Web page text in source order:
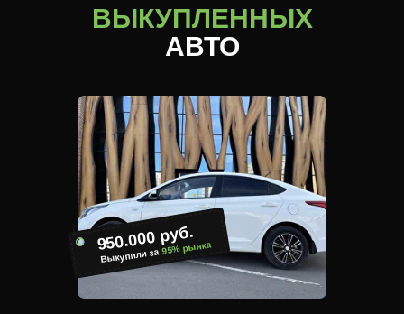
950.000 руб.
Выкупили за95% рынка
ВЫКУПЛЕННЫХ
АВТО